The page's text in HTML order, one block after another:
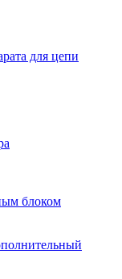
для цепи
блоком